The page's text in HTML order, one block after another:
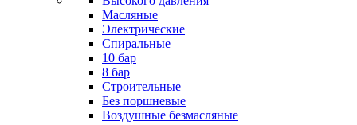
Масляные
Электрические
Спиральные
10 бар
8 бар
Cтроительные
Без поршневые
Воздушные безмасляные